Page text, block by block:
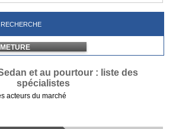
et au pourtour : liste des
spécialistes
acteurs du marché